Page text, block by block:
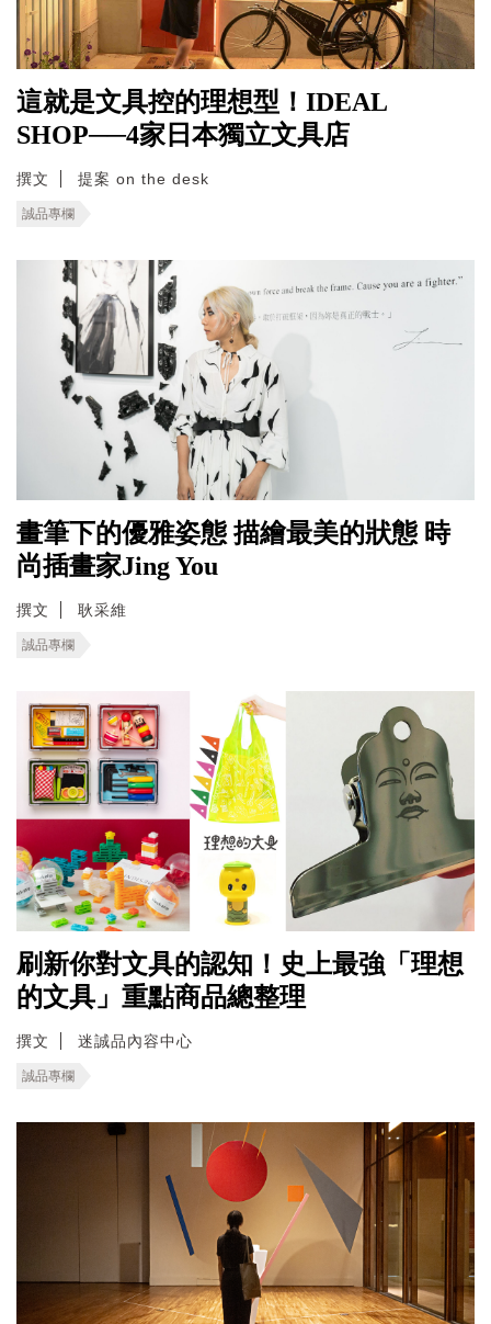
這就是文具控的理想型！IDEAL
SHOP──4家日本獨立文具店
撰文 提案 on the desk
誠品專欄
畫筆下的優雅姿態 描繪最美的狀態 時
尚插畫家Jing You
撰文 耿采維
誠品專欄
刷新你對文具的認知！史上最強「理想
的文具」重點商品總整理
撰文 迷誠品內容中心
誠品專欄